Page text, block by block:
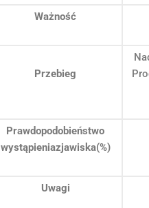
Ważność
Przebieg
Prawdopodobieństwo
wystąpieniazjawiska(%)
Uwagi